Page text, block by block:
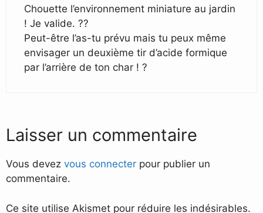
Chouette l’environnement miniature au jardin
! Je valide. ??
Peut-être l’as-tu prévu mais tu peux même
envisager un deuxième tir d’acide formique
par l’arrière de ton char ! ?
Laisser un commentaire
Vous devez vous connecter pour publier un
commentaire.
Ce site utilise Akismet pour réduire les indésirables.